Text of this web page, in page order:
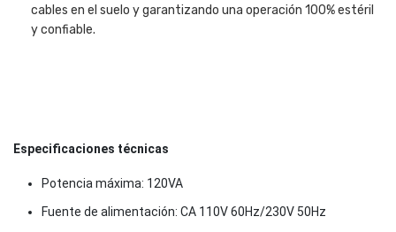
cables en el suelo y garantizando una operación 100% estéril
y confiable.
dicho
Especificaciones técnicas
Potencia máxima: 120VA
Fuente de alimentación: CA 110V 60Hz/230V 50Hz